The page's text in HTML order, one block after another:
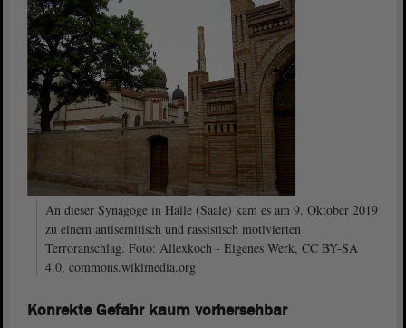
An dieser Synagoge in Halle (Saale) kam es am 9. Oktober 2019
zu einem antisemitisch und rassistisch motivierten
Terroranschlag. Foto: Allexkoch - Eigenes Werk, CC BY-SA
4.0, commons.wikimedia.org
Konrekte Gefahr kaum vorhersehbar